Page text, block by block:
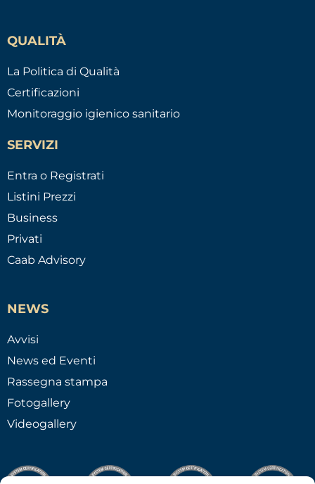
QUALITÀ
La Politica di Qualità
Certificazioni
Monitoraggio igienico sanitario
SERVIZI
Entra o Registrati
Listini Prezzi
Business
Privati
Caab Advisory
NEWS
Avvisi
News ed Eventi
Rassegna stampa
Fotogallery
Videogallery